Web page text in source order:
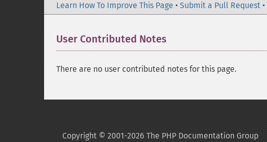
Learn How To Improve This Page • Submit a Pull Request •
User Contributed Notes
There are no user contributed notes for this page.
Copyright © 2001-2026 The PHP Documentation Group